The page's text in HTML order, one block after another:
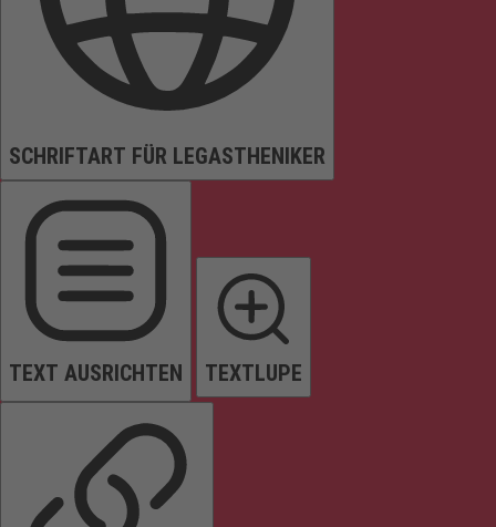
SCHRIFTART FÜR LEGASTHENIKER
TEXT AUSRICHTEN TEXTLUPE